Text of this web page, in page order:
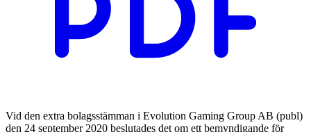
Vid den extra bolagsstämman i Evolution Gaming Group AB (publ)
den 24 september 2020 beslutades det om ett bemyndigande för